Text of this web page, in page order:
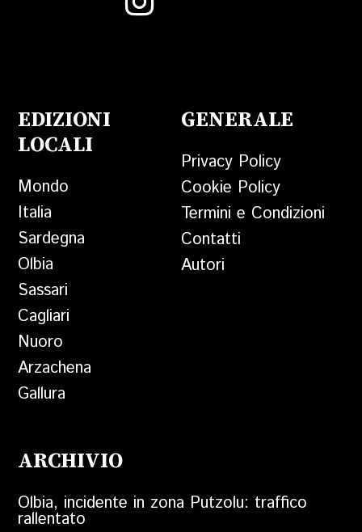
EDIZIONI
LOCALI
Mondo
Italia
Sardegna
Olbia
Sassari
Cagliari
Nuoro
Arzachena
Gallura
GENERALE
Privacy Policy
Cookie Policy
Termini e Condizioni
Contatti
Autori
ARCHIVIO
Olbia, incidente in zona Putzolu: traffico
rallentato